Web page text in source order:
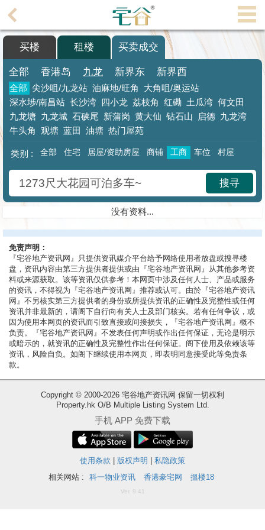
理
主
搵
楼/
成
交
业
主
放
宅
谷
按
揭
地
产
博
客
地
买楼 租楼 买卖成交
全部 香港岛 九龙 新界东 新界西
全部 尖沙咀/九龙站 油麻地/旺角
大角咀/奥运站
深水埗/南昌站 长沙湾 四小龙 荔枝角 红磡 土瓜湾 何文田
九龙塘 九龙城 石硖尾 新蒲岗 黄大仙 钻石山 启德 九龙湾
牛头角 观塘 蓝田 油塘 热门屋苑
类别 : 全部 住宅 居屋/资助房屋 商铺 工商 车位 村屋
搜寻
没有资料...
免责声明：
『宅谷地产资讯网』只提供资讯媒介平台给予网络使用者放盘或搜寻楼
盘，资讯内容由第三方提供者提供或由『宅谷地产资讯网』从其他参考资
料或来源获取。该等资讯仅供参考！本网页中涉及任何人士、产品或服务
的资讯，不得视为『宅谷地产资讯网』推荐或认可。由於『宅谷地产资讯
网』不另核实第三方提供者的身份或所提供资讯的正确性及完整性或任何
资讯并非最新的，请阁下自行向有关人士及部门核实。若有任何争议，或
因为使用本网页的资讯而引致直接或间接损失，『宅谷地产资讯网』概不
负责。『宅谷地产资讯网』不发表任何声明或作出任何保证，无论是明示
或暗示的，就资讯的正确性及完整性作出任何保证。阁下使用及依赖该等
资讯，风险自负。如阁下继续使用本网页，即表明同意接受此等免责条
款。
Copyright © 2000-2026 宅谷地产资讯网 保留一切权利
Property.hk O/B Multiple Listing System Ltd.
手机 APP 免费下载
使用条款 版权声明
私隐政策
相关网站 :
科一物业资讯 香港豪宅网 搵楼18
Ver. 9.41